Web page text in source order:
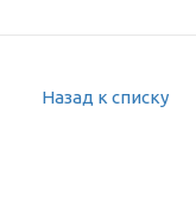
Назад к списку